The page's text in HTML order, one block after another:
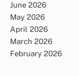
June 2026
May 2026
April 2026
March 2026
February 2026